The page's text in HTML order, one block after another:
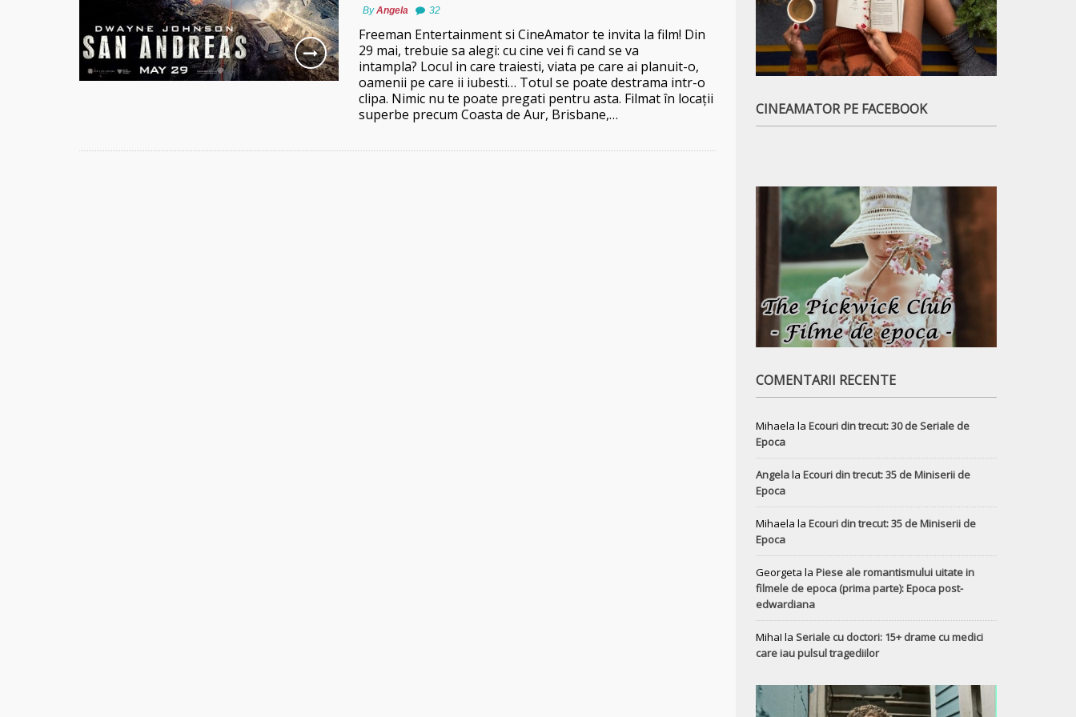
ByAngela 32
Freeman Entertainment si CineAmator te invita la film! Din
29 mai, trebuie sa alegi: cu cine vei fi cand se va
intampla? Locul in care traiesti, viata pe care ai planuit-o,
oamenii pe care ii iubesti… Totul se poate destrama intr-o
clipa. Nimic nu te poate pregati pentru asta. Filmat în locaţii
superbe precum Coasta de Aur, Brisbane,…
CINEAMATOR PE FACEBOOK
COMENTARII RECENTE
Mihaela la Ecouri din trecut: 30 de Seriale de
Epoca
Angelala Ecouri din trecut: 35 de Miniserii de
Epoca
Mihaela la Ecouri din trecut: 35 de Miniserii de
Epoca
Georgeta la Piese ale romantismului uitate in
filmele de epoca (prima parte): Epoca post-
edwardiana
MihaI la Seriale cu doctori: 15+ drame cu medici
care iau pulsul tragediilor